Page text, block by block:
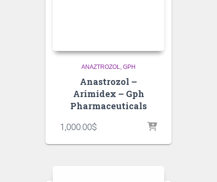
ANAZTROZOL GPH
Anastrozol –
Arimidex – Gph
Pharmaceuticals
1,000.00$